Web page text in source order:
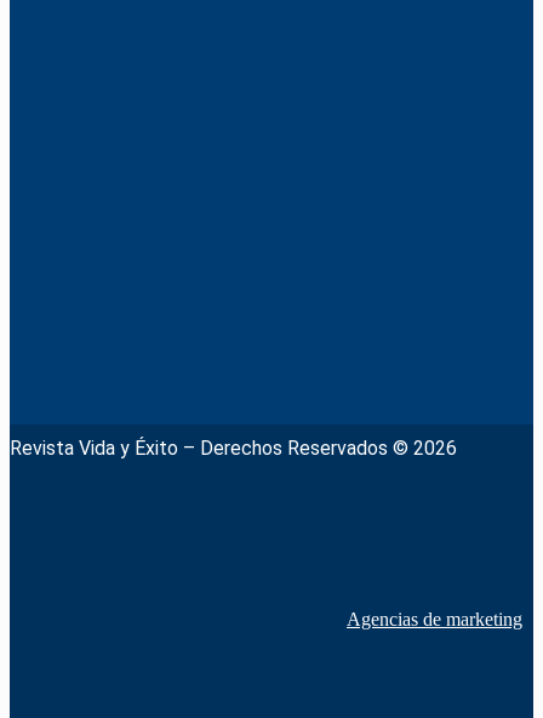
Revista Vida y Éxito – Derechos Reservados © 2026
Agencias de marketing